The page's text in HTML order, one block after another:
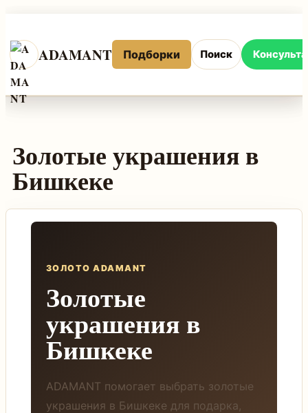
содержимомуADAMANT Подборки Поиск
Золотые украшения в
Бишкеке
ЗОЛОТО ADAMANT
Золотые
украшения в
Бишкеке
ADAMANT помогает выбрать золотые
украшения в Бишкеке для подарка,